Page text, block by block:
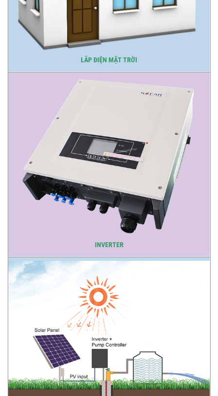
LẮP ĐIỆN MẶT TRỜI
INVERTER